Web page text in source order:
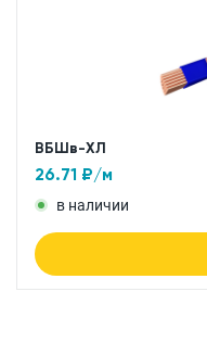
ВБШв-ХЛ
26.71 ₽/м
в наличии